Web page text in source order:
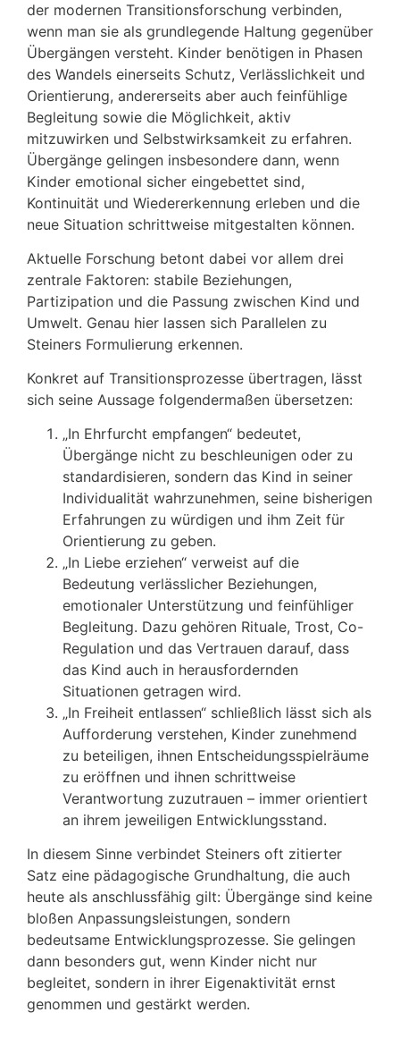
der modernen Transitionsforschung verbinden,
wenn man sie als grundlegende Haltung gegenüber
Übergängen versteht. Kinder benötigen in Phasen
des Wandels einerseits Schutz, Verlässlichkeit und
Orientierung, andererseits aber auch feinfühlige
Begleitung sowie die Möglichkeit, aktiv
mitzuwirken und Selbstwirksamkeit zu erfahren.
Übergänge gelingen insbesondere dann, wenn
Kinder emotional sicher eingebettet sind,
Kontinuität und Wiedererkennung erleben und die
neue Situation schrittweise mitgestalten können.
Aktuelle Forschung betont dabei vor allem drei
zentrale Faktoren: stabile Beziehungen,
Partizipation und die Passung zwischen Kind und
Umwelt. Genau hier lassen sich Parallelen zu
Steiners Formulierung erkennen.
Konkret auf Transitionsprozesse übertragen, lässt
sich seine Aussage folgendermaßen übersetzen:
„In Ehrfurcht empfangen“ bedeutet,
Übergänge nicht zu beschleunigen oder zu
standardisieren, sondern das Kind in seiner
Individualität wahrzunehmen, seine bisherigen
Erfahrungen zu würdigen und ihm Zeit für
Orientierung zu geben.
„In Liebe erziehen“ verweist auf die
Bedeutung verlässlicher Beziehungen,
emotionaler Unterstützung und feinfühliger
Begleitung. Dazu gehören Rituale, Trost, Co-
Regulation und das Vertrauen darauf, dass
das Kind auch in herausfordernden
Situationen getragen wird.
„In Freiheit entlassen“ schließlich lässt sich als
Aufforderung verstehen, Kinder zunehmend
zu beteiligen, ihnen Entscheidungsspielräume
zu eröffnen und ihnen schrittweise
Verantwortung zuzutrauen – immer orientiert
an ihrem jeweiligen Entwicklungsstand.
In diesem Sinne verbindet Steiners oft zitierter
Satz eine pädagogische Grundhaltung, die auch
heute als anschlussfähig gilt: Übergänge sind keine
bloßen Anpassungsleistungen, sondern
bedeutsame Entwicklungsprozesse. Sie gelingen
dann besonders gut, wenn Kinder nicht nur
begleitet, sondern in ihrer Eigenaktivität ernst
genommen und gestärkt werden.